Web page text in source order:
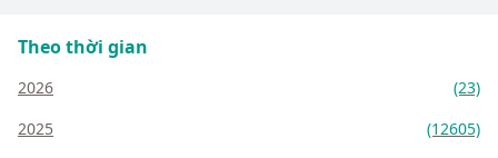
Theo thời gian
2026
(23)
2025
(12605)